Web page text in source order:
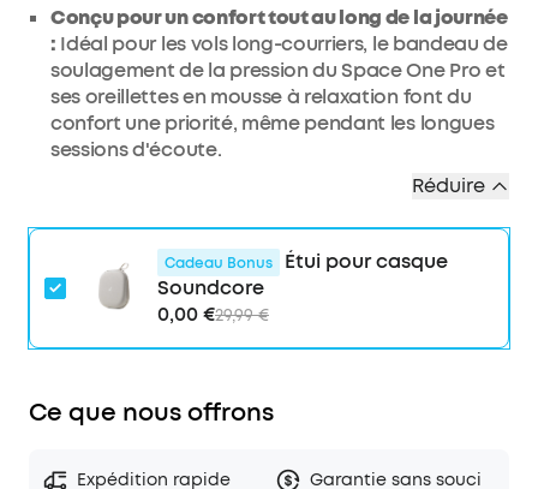
Conçu pour un confort tout au long de la journée
: Idéal pour les vols long-courriers, le bandeau de
soulagement de la pression du Space One Pro et
ses oreillettes en mousse à relaxation font du
confort une priorité, même pendant les longues
sessions d'écoute.
Réduire
Cadeau Bonus
Étui pour casque
Soundcore
0,00 €29,99 €
Ce que nous offrons
Expédition rapide Garantie sans souci